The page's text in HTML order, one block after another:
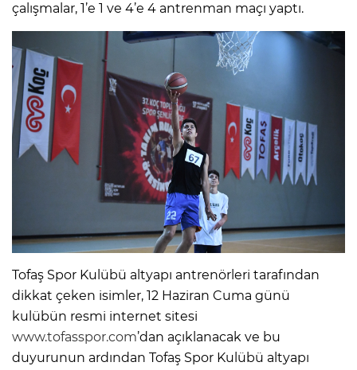
çalışmalar, 1’e 1 ve 4’e 4 antrenman maçı yaptı.
Tofaş Spor Kulübü altyapı antrenörleri tarafından
dikkat çeken isimler, 12 Haziran Cuma günü
kulübün resmi internet sitesi
www.tofasspor.com’dan açıklanacak ve bu
duyurunun ardından Tofaş Spor Kulübü altyapı